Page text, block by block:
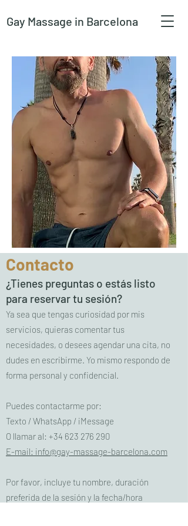
Gay Massage in Barcelona
Contacto
¿Tienes preguntas o estás listo
para reservar tu sesión?
Ya sea que tengas curiosidad por mis
servicios, quieras comentar tus
necesidades, o desees agendar una cita, no
dudes en escribirme. Yo mismo respondo de
forma personal y confidencial.
Puedes contactarme por:
Texto / WhatsApp / iMessage
O llamar al: +34 623 276 290
E-mail: info@gay-massage-barcelona.com
Por favor, incluye tu nombre, duración
preferida de la sesión y la fecha/hora